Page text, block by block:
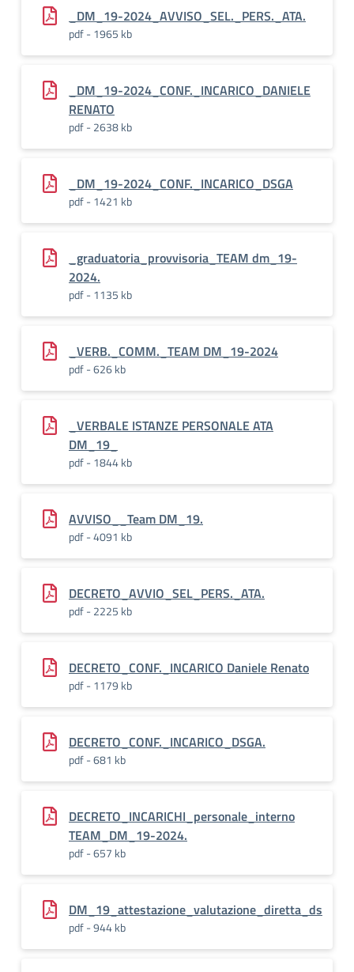
_DM_19-2024_AVVISO_SEL._PERS._ATA.
pdf - 1965 kb
_DM_19-2024_CONF._INCARICO_DANIELE
RENATO
pdf - 2638 kb
_DM_19-2024_CONF._INCARICO_DSGA
pdf - 1421 kb
_graduatoria_provvisoria_TEAM dm_19-
2024.
pdf - 1135 kb
_VERB._COMM._TEAM DM_19-2024
pdf - 626 kb
_VERBALE ISTANZE PERSONALE ATA
DM_19_
pdf - 1844 kb
AVVISO__Team DM_19.
pdf - 4091 kb
DECRETO_AVVIO_SEL_PERS._ATA.
pdf - 2225 kb
DECRETO_CONF._INCARICO Daniele Renato
pdf - 1179 kb
DECRETO_CONF._INCARICO_DSGA.
pdf - 681 kb
DECRETO_INCARICHI_personale_interno
TEAM_DM_19-2024.
pdf - 657 kb
DM_19_attestazione_valutazione_diretta_ds
pdf - 944 kb